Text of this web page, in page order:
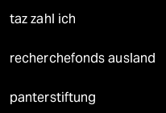
taz zahl ich
recherchefonds ausland
panterstiftung